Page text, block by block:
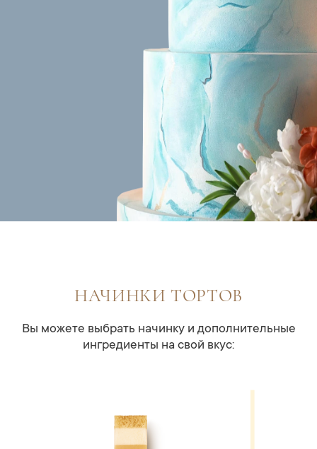
НАЧИНКИ ТОРТОВ
Вы можете выбрать начинку и дополнительные
ингредиенты на свой вкус: